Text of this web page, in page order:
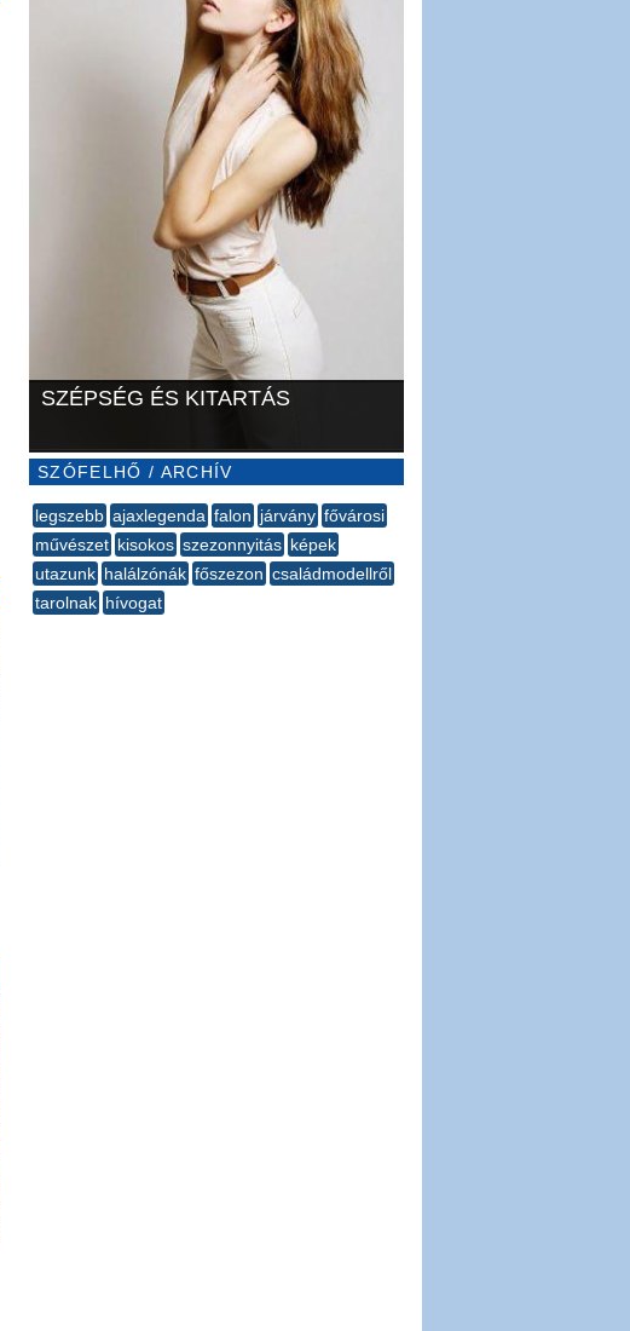
SZÉPSÉG ÉS KITARTÁS
SZÓFELHŐ / ARCHÍV
legszebb ajaxlegenda falon járvány fővárosi
művészet kisokos szezonnyitás képek
utazunk halálzónák főszezon családmodellről
tarolnak hívogat